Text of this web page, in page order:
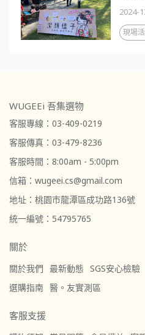
2024-
現場
WUGEEi 吾集選物
客服專線：03-409-0219
客服傳真：03-479-8236
客服時間：8:00am - 5:00pm
信箱：wugeei.cs@gmail.com
地址：桃園市龍潭區成功路136號
統一編號：54795765
關於
關於我們 最新動態 SGS安心檢驗
選購指南 醫。友實測區
客服支援